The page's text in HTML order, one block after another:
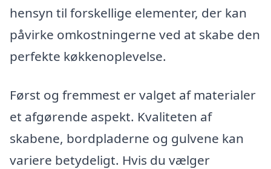
hensyn til forskellige elementer, der kan
påvirke omkostningerne ved at skabe den
perfekte køkkenoplevelse.
Først og fremmest er valget af materialer
et afgørende aspekt. Kvaliteten af
skabene, bordpladerne og gulvene kan
variere betydeligt. Hvis du vælger